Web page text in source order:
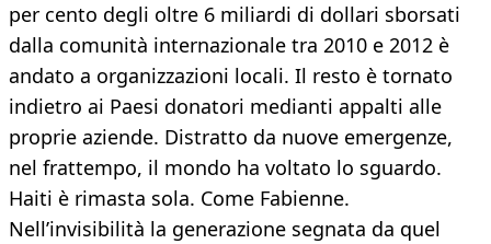
per cento degli oltre 6 miliardi di dollari sborsati
dalla comunità internazionale tra 2010 e 2012 è
andato a organizzazioni locali. Il resto è tornato
indietro ai Paesi donatori medianti appalti alle
proprie aziende. Distratto da nuove emergenze,
nel frattempo, il mondo ha voltato lo sguardo.
Haiti è rimasta sola. Come Fabienne.
Nell’invisibilità la generazione segnata da quel